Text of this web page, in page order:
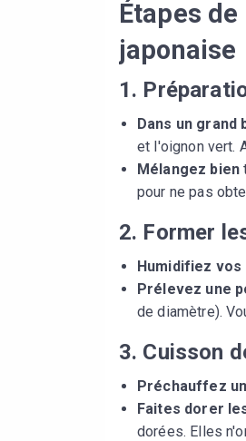
Étapes
japonaise
1.
Dans un grand
et l'oignon vert.
Mélangez bien
pour ne pas
2. Former
Humidifiez vos
Prélevez une
de diamètre).
3. Cuisson
Préchauffez
Faites dorer
dorées. Elles